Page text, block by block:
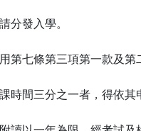
分發入學。
第七條第三項第一款及第
時間三分之一者，得依其